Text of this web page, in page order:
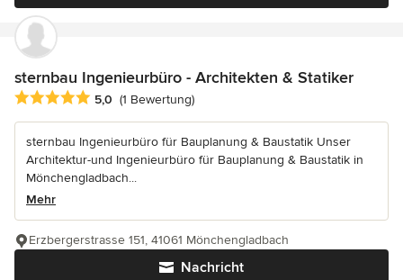
sternbau Ingenieurbüro - Architekten & Statiker
Durchschnittliche Bewertung: 5 von 5 Sternen
5,0 (1 Bewertung)
sternbau Ingenieurbüro für Bauplanung & Baustatik Unser
Architektur-und Ingenieurbüro für Bauplanung & Baustatik in
Mönchengladbach...
Mehr
Nachricht
Erzbergerstrasse 151, 41061 Mönchengladbach